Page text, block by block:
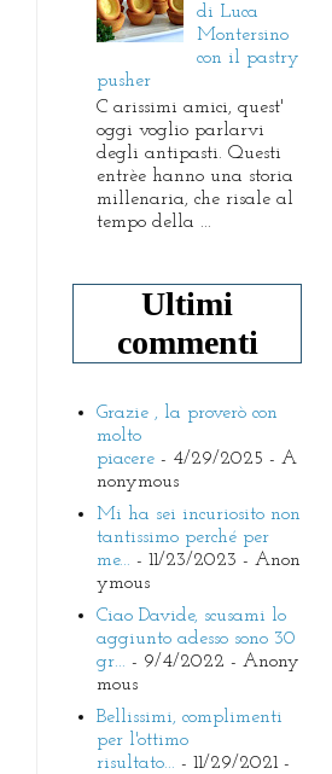
di Luca
Montersino
con il pastry
pusher
C arissimi amici, quest'
oggi voglio parlarvi
degli antipasti. Questi
entrèe hanno una storia
millenaria, che risale al
tempo della ...
Ultimi
commenti
Grazie , la proverò con
molto
piacere - 4/29/2025 - A
nonymous
Mi ha sei incuriosito non
tantissimo perché per
me... - 11/23/2023 - Anon
ymous
Ciao Davide, scusami lo
aggiunto adesso sono 30
gr... - 9/4/2022 - Anony
mous
Bellissimi, complimenti
per l'ottimo
risultato... - 11/29/2021-